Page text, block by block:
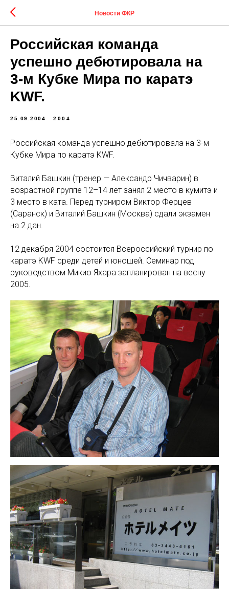
Новости ФКР
Российская команда
успешно дебютировала на
3-м Кубке Мира по каратэ
KWF.
25.09.2004 2004
Российская команда успешно дебютировала на 3-м
Кубке Мира по каратэ KWF.
Виталий Башкин (тренер — Александр Чичварин) в
возрастной группе 12–14 лет занял 2 место в кумитэ и
3 место в ката. Перед турниром Виктор Ферцев
(Саранск) и Виталий Башкин (Москва) сдали экзамен
на 2 дан.
12 декабря 2004 состоится Всероссийский турнир по
каратэ KWF среди детей и юношей. Семинар под
руководством Микио Яхара запланирован на весну
2005.